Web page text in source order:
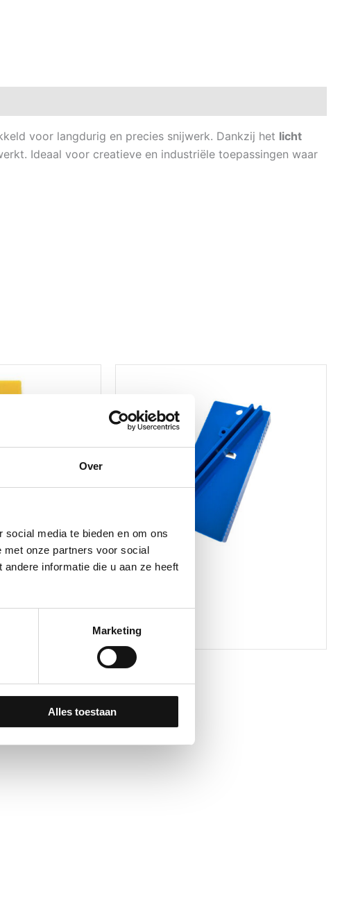
Over
media te bieden en om ons
onze partners voor social
informatie die u aan ze heeft
Marketing
Alles toestaan
voor langdurig en precies snijwerk. Dankzij het licht
Ideaal voor creatieve en industriële toepassingen waar
AB-50 9mm Rakelslijper